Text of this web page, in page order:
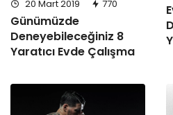
20 Mart 2019 770
Günümüzde
Deneyebileceğiniz 8
Yaratıcı Evde Çalışma